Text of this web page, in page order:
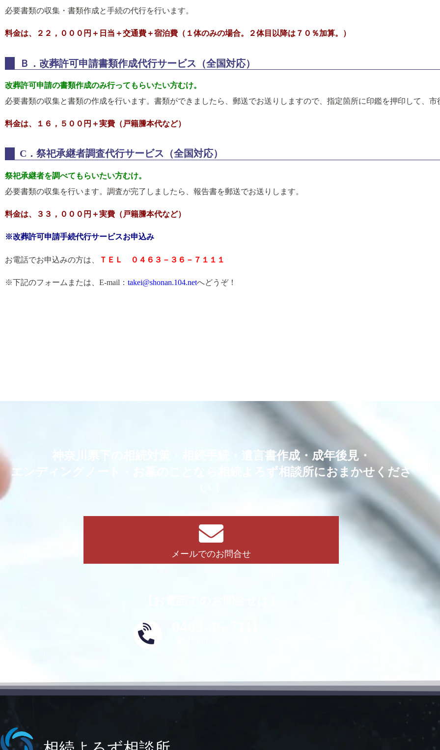
必要書類の収集・書類作成と手続の代行を行います。
料金は、２２，０００円＋日当＋交通費＋宿泊費 （１体のみの場合。２体目以降は７０％加算。）
Ｂ．改葬許可申請書類作成代行サービス （全国対応）
改葬許可申請の書類作成のみ行ってもらいたい方むけ。
必要書類の収集と書類の作成を行います。書類ができましたら、郵送でお送りしますので、指定箇所に印鑑を押印して、市
料金は、１６，５００円＋実費（戸籍謄本代など）
C．祭祀承継者調査代行サービス （全国対応）
祭祀承継者を調べてもらいたい方むけ。
必要書類の収集を行います。調査が完了しましたら、報告書を郵送でお送りします。
料金は、３３，０００円＋実費（戸籍謄本代など）
※改葬許可申請手続代行サービスお申込み
お電話でお申込みの方は、 ＴＥＬ ０４６３－３６－７１１１
※下記のフォームまたは、 E-mail： takei@shonan.104.netへどうぞ！
遺言書作成・成年後見・
エンディングノート・お墓のことなら
相続よろず相談所におまかせくださ
メールでのお問合せ